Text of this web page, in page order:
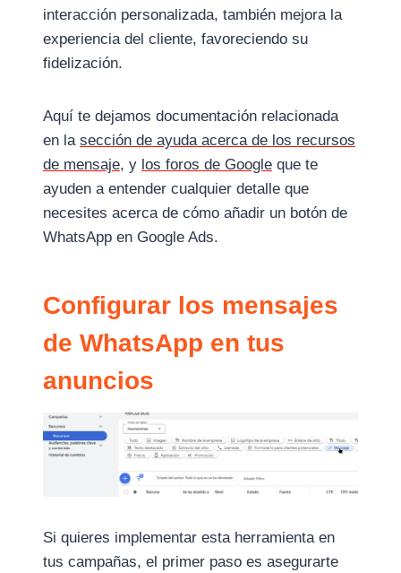
interacción personalizada, también mejora la
experiencia del cliente, favoreciendo su
fidelización.
Aquí te dejamos documentación relacionada
en la sección de ayuda acerca de los recursos
de mensaje, y los foros de Google que te
ayuden a entender cualquier detalle que
necesites acerca de cómo añadir un botón de
WhatsApp en Google Ads.
Configurar los mensajes
de WhatsApp en tus
anuncios
Si quieres implementar esta herramienta en
tus campañas, el primer paso es asegurarte